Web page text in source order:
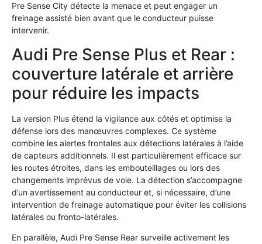
Pre Sense City détecte la menace et peut engager un
freinage assisté bien avant que le conducteur puisse
intervenir.
Audi Pre Sense Plus et Rear :
couverture latérale et arrière
pour réduire les impacts
La version Plus étend la vigilance aux côtés et optimise la
défense lors des manœuvres complexes. Ce système
combine les alertes frontales aux détections latérales à l’aide
de capteurs additionnels. Il est particulièrement efficace sur
les routes étroites, dans les embouteillages ou lors des
changements imprévus de voie. La détection s’accompagne
d’un avertissement au conducteur et, si nécessaire, d’une
intervention de freinage automatique pour éviter les collisions
latérales ou fronto-latérales.
En parallèle, Audi Pre Sense Rear surveille activement les